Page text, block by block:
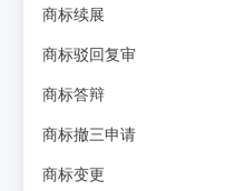
商标续展
商标驳回复审
商标答辩
商标撤三申请
商标变更